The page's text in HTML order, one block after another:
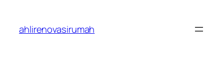
content
ahlirenovasirumah